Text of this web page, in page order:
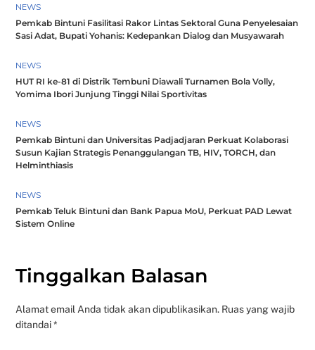
NEWS
Pemkab Bintuni Fasilitasi Rakor Lintas Sektoral Guna Penyelesaian
Sasi Adat, Bupati Yohanis: Kedepankan Dialog dan Musyawarah
NEWS
HUT RI ke-81 di Distrik Tembuni Diawali Turnamen Bola Volly,
Yomima Ibori Junjung Tinggi Nilai Sportivitas
NEWS
Pemkab Bintuni dan Universitas Padjadjaran Perkuat Kolaborasi
Susun Kajian Strategis Penanggulangan TB, HIV, TORCH, dan
Helminthiasis
NEWS
Pemkab Teluk Bintuni dan Bank Papua MoU, Perkuat PAD Lewat
Sistem Online
Tinggalkan Balasan
Alamat email Anda tidak akan dipublikasikan. Ruas yang wajib
ditandai*